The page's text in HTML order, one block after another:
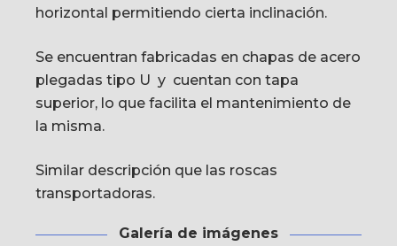
horizontal permitiendo cierta inclinación.
Se encuentran fabricadas en chapas de acero
plegadas tipo U y cuentan con tapa
superior, lo que facilita el mantenimiento de
la misma.
Similar descripción que las roscas
transportadoras.
Galería de imágenes